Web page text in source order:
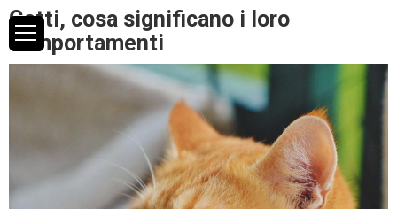
Gatti, cosa significano i loro
comportamenti